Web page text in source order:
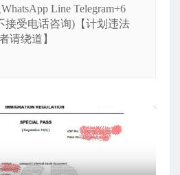
Line Telegram+6
接受电话咨询)【计划违法
请绕道】